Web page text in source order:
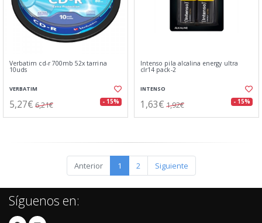
Verbatim cd-r 700mb 52x tarrina
10uds
VERBATIM
5,27€ 6,21€ - 15%
Intenso pila alcalina energy ultra
clr14 pack-2
INTENSO
1,63€ 1,92€ - 15%
Anterior 1 2 Siguiente
Síguenos en: